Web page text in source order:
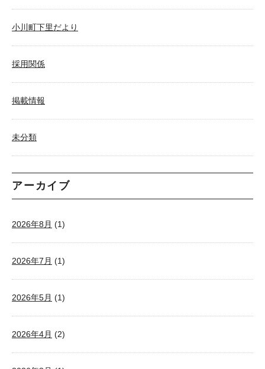
小川町下里だより
採用関係
掲載情報
未分類
アーカイブ
2026年8月 (1)
2026年7月 (1)
2026年5月 (1)
2026年4月 (2)